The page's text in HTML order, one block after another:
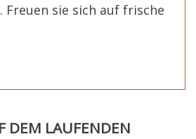
Freuen sie sich auf frische
DEM LAUFENDEN